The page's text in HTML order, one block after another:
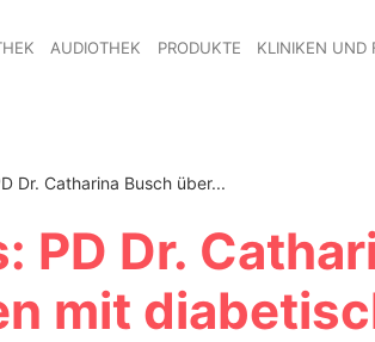
AUDIOTHEK PRODUKTE KLINIKEN UND
Dr. Catharina Busch über...
PD Dr.
mit